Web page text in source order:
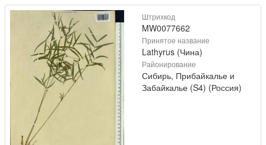
Штрихкод
MW0077662
Принятое название
Lathyrus (Чина)
Районирование
Сибирь, Прибайкалье и
Забайкалье (S4) (Россия)